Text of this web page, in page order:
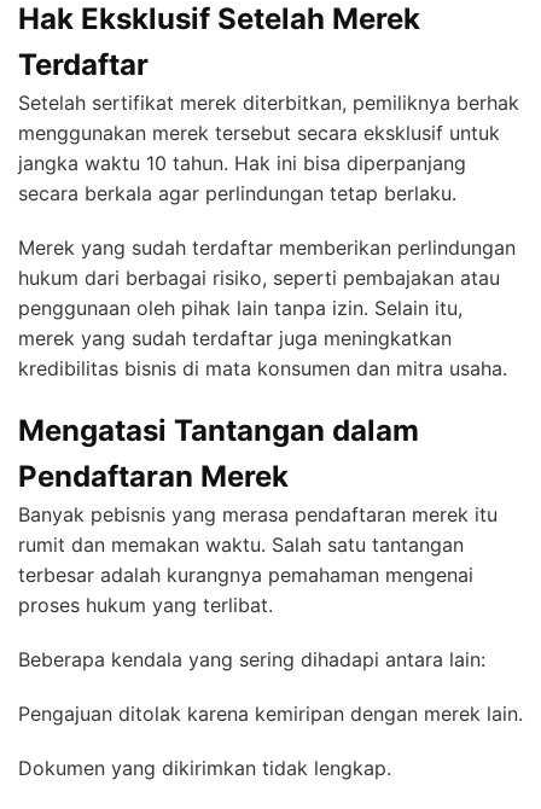
Hak Eksklusif Setelah Merek
Terdaftar
Setelah sertifikat merek diterbitkan, pemiliknya berhak
menggunakan merek tersebut secara eksklusif untuk
jangka waktu 10 tahun. Hak ini bisa diperpanjang
secara berkala agar perlindungan tetap berlaku.
Merek yang sudah terdaftar memberikan perlindungan
hukum dari berbagai risiko, seperti pembajakan atau
penggunaan oleh pihak lain tanpa izin. Selain itu,
merek yang sudah terdaftar juga meningkatkan
kredibilitas bisnis di mata konsumen dan mitra usaha.
Mengatasi Tantangan dalam
Pendaftaran Merek
Banyak pebisnis yang merasa pendaftaran merek itu
rumit dan memakan waktu. Salah satu tantangan
terbesar adalah kurangnya pemahaman mengenai
proses hukum yang terlibat.
Beberapa kendala yang sering dihadapi antara lain:
Pengajuan ditolak karena kemiripan dengan merek lain.
Dokumen yang dikirimkan tidak lengkap.